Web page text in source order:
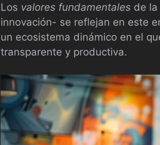
Los valores fundamentales de
innovación- se reflejan en este
un ecosistema dinámico en el
transparente y productiva.